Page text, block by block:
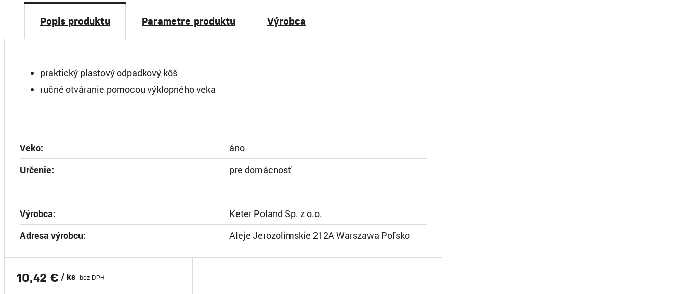
Popis produktu Parametre produktu Výrobca
praktický plastový odpadkový kôš
ručné otváranie pomocou výklopného veka
Veko:
áno
Určenie:
pre domácnosť
Výrobca:
Keter Poland Sp. z o.o.
Adresa výrobcu:
Aleje Jerozolimskie 212A Warszawa Poľsko
10,42 € / ks bez DPH